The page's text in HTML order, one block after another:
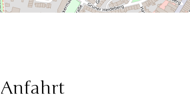
Anfahrt